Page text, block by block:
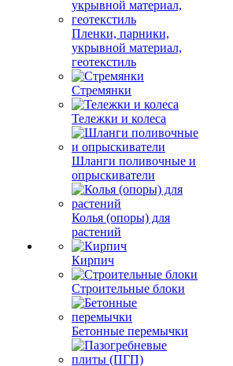
Пленки, парники,
укрывной материал,
геотекстиль
Стремянки
Тележки и колеса
Шланги поливочные и
опрыскиватели
Колья (опоры) для
растений
Кирпич
Строительные блоки
Бетонные перемычки